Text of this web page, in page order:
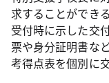
求することができ
受付時に示した交
票や身分証明書な
考得点表を個別に